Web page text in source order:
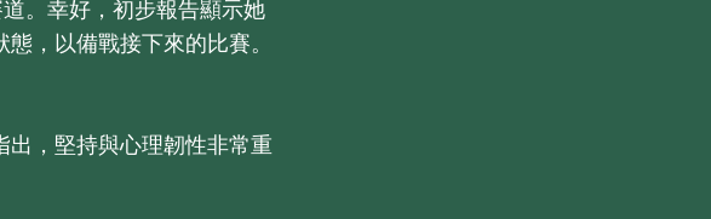
。幸好，初步報告顯示她
，以備戰接下來的比賽。
，堅持與心理韌性非常重